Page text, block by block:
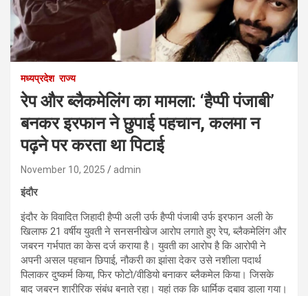
मध्यप्रदेश राज्य
रेप और ब्लैकमेलिंग का मामला: ‘हैप्पी पंजाबी’
बनकर इरफान ने छुपाई पहचान, कलमा न
पढ़ने पर करता था पिटाई
November 10, 2025 admin
इंदौर
इंदौर के विवादित जिहादी हैप्पी अली उर्फ हैप्पी पंजाबी उर्फ इरफान अली के
खिलाफ 21 वर्षीय युवती ने सनसनीखेज आरोप लगाते हुए रेप, ब्लैकमेलिंग और
जबरन गर्भपात का केस दर्ज कराया है। युवती का आरोप है कि आरोपी ने
अपनी असल पहचान छिपाई, नौकरी का झांसा देकर उसे नशीला पदार्थ
पिलाकर दुष्कर्म किया, फिर फोटो/वीडियो बनाकर ब्लैकमेल किया। जिसके
बाद जबरन शारीरिक संबंध बनाते रहा। यहां तक कि धार्मिक दबाव डाला गया।